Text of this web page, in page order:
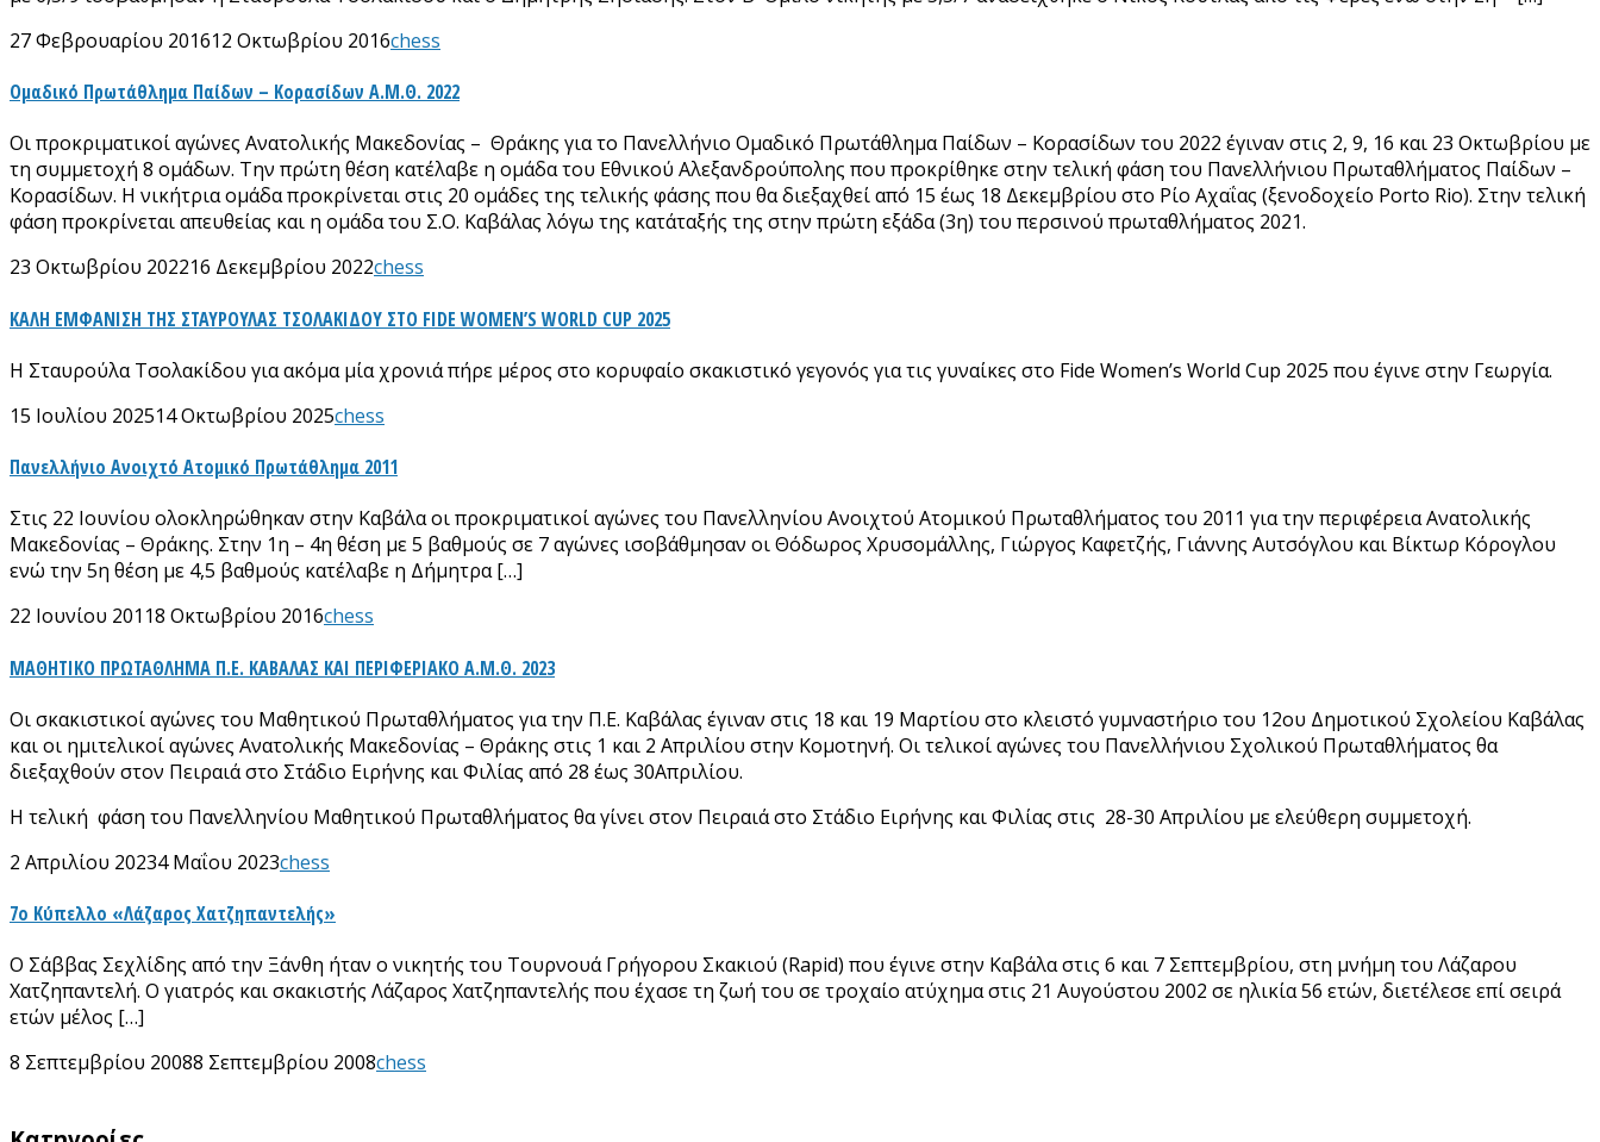
27 Φεβρουαρίου 201612 Οκτωβρίου 2016chess
Ομαδικό Πρωτάθλημα Παίδων – Κορασίδων Α.Μ.Θ. 2022
Οι προκριματικοί αγώνες Ανατολικής Μακεδονίας – Θράκης για το Πανελλήνιο Ομαδικό Πρωτάθλημα Παίδων – Κορασίδων του 2022 έγιναν στις 2, 9, 16 και 23 Οκτωβρίου με
τη συμμετοχή 8 ομάδων. Την πρώτη θέση κατέλαβε η ομάδα του Εθνικού Αλεξανδρούπολης που προκρίθηκε στην τελική φάση του Πανελλήνιου Πρωταθλήματος Παίδων –
Κορασίδων. Η νικήτρια ομάδα προκρίνεται στις 20 ομάδες της τελικής φάσης που θα διεξαχθεί από 15 έως 18 Δεκεμβρίου στο Ρίο Αχαΐας (ξενοδοχείο Porto Rio). Στην τελική
φάση προκρίνεται απευθείας και η ομάδα του Σ.Ο. Καβάλας λόγω της κατάταξής της στην πρώτη εξάδα (3η) του περσινού πρωταθλήματος 2021.
23 Οκτωβρίου 202216 Δεκεμβρίου 2022chess
ΚΑΛΗ ΕΜΦΑΝΙΣΗ ΤΗΣ ΣΤΑΥΡΟΥΛΑΣ ΤΣΟΛΑΚΙΔΟΥ ΣΤΟ FIDE WOMEN’S WORLD CUP 2025
Η Σταυρούλα Τσολακίδου για ακόμα μία χρονιά πήρε μέρος στο κορυφαίο σκακιστικό γεγονός για τις γυναίκες στο Fide Women’s World Cup 2025 που έγινε στην Γεωργία.
15 Ιουλίου 202514 Οκτωβρίου 2025chess
Πανελλήνιο Ανοιχτό Ατομικό Πρωτάθλημα 2011
Στις 22 Ιουνίου ολοκληρώθηκαν στην Καβάλα οι προκριματικοί αγώνες του Πανελληνίου Ανοιχτού Ατομικού Πρωταθλήματος του 2011 για την περιφέρεια Ανατολικής
Μακεδονίας – Θράκης. Στην 1η – 4η θέση με 5 βαθμούς σε 7 αγώνες ισοβάθμησαν οι Θόδωρος Χρυσομάλλης, Γιώργος Καφετζής, Γιάννης Αυτσόγλου και Βίκτωρ Κόρογλου
ενώ την 5η θέση με 4,5 βαθμούς κατέλαβε η Δήμητρα […]
22 Ιουνίου 20118 Οκτωβρίου 2016chess
ΜΑΘΗΤΙΚΟ ΠΡΩΤΑΘΛΗΜΑ Π.Ε. ΚΑΒΑΛΑΣ ΚΑΙ ΠΕΡΙΦΕΡΙΑΚΟ Α.Μ.Θ. 2023
Οι σκακιστικοί αγώνες του Μαθητικού Πρωταθλήματος για την Π.Ε. Καβάλας έγιναν στις 18 και 19 Μαρτίου στο κλειστό γυμναστήριο του 12ου Δημοτικού Σχολείου Καβάλας
και οι ημιτελικοί αγώνες Ανατολικής Μακεδονίας – Θράκης στις 1 και 2 Απριλίου στην Κομοτηνή. Οι τελικοί αγώνες του Πανελλήνιου Σχολικού Πρωταθλήματος θα
διεξαχθούν στον Πειραιά στο Στάδιο Ειρήνης και Φιλίας από 28 έως 30Απριλίου.
Η τελική φάση του Πανελληνίου Μαθητικού Πρωταθλήματος θα γίνει στον Πειραιά στο Στάδιο Ειρήνης και Φιλίας στις 28-30 Απριλίου με ελεύθερη συμμετοχή.
2 Απριλίου 20234 Μαΐου 2023chess
7ο Κύπελλο «Λάζαρος Χατζηπαντελής»
Ο Σάββας Σεχλίδης από την Ξάνθη ήταν ο νικητής του Tουρνουά Γρήγορου Σκακιού (Rapid) που έγινε στην Καβάλα στις 6 και 7 Σεπτεμβρίου, στη μνήμη του Λάζαρου
Χατζηπαντελή. Ο γιατρός και σκακιστής Λάζαρος Χατζηπαντελής που έχασε τη ζωή του σε τροχαίο ατύχημα στις 21 Αυγούστου 2002 σε ηλικία 56 ετών, διετέλεσε επί σειρά
ετών μέλος […]
8 Σεπτεμβρίου 20088 Σεπτεμβρίου 2008chess